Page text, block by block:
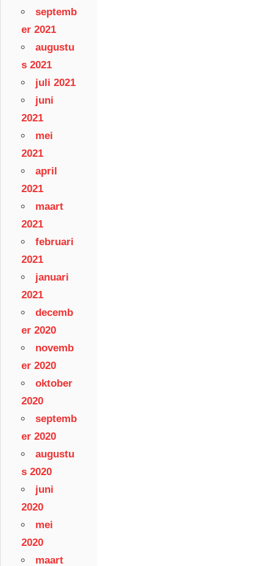
septemb
er 2021
augustu
s 2021
juli 2021
juni
2021
mei
2021
april
2021
maart
2021
februari
2021
januari
2021
decemb
er 2020
novemb
er 2020
oktober
2020
septemb
er 2020
augustu
s 2020
juni
2020
mei
2020
maart